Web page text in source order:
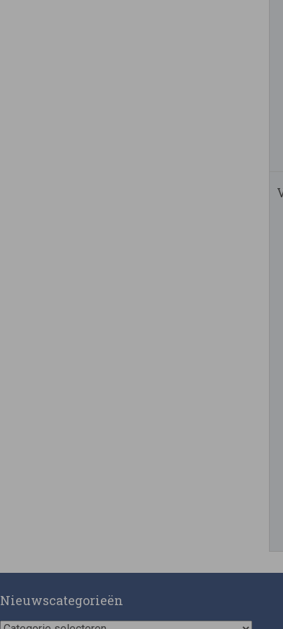
Nieuwscategorieën